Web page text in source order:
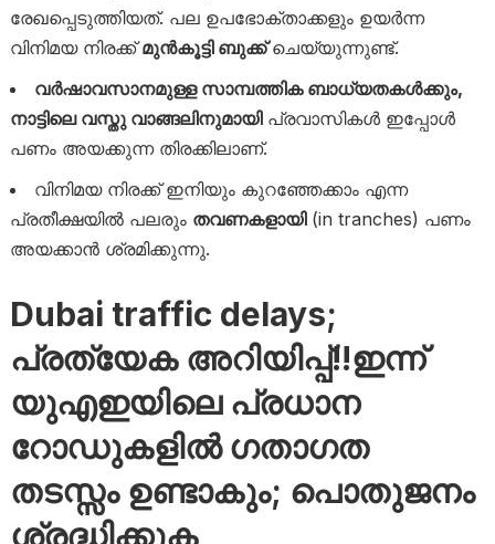
രേഖപ്പെടുത്തിയത്. പല ഉപഭോക്താക്കളും ഉയർന്ന
വിനിമയ നിരക്ക്മുൻകൂട്ടി ബുക്ക്ചെയ്യുന്നുണ്ട്.
വർഷാവസാനമുള്ള സാമ്പത്തിക ബാധ്യതകൾക്കും,
നാട്ടിലെ വസ്തു വാങ്ങലിനുമായിപ്രവാസികൾ ഇപ്പോൾ
പണം അയക്കുന്ന തിരക്കിലാണ്.
വിനിമയ നിരക്ക് ഇനിയും കുറഞ്ഞേക്കാം എന്ന
പ്രതീക്ഷയിൽ പലരും തവണകളായി(in tranches) പണം
അയക്കാൻ ശ്രമിക്കുന്നു.
Dubai traffic delays;
പ്രത്യേക അറിയിപ്പ്!!ഇന്ന്
യുഎഇയിലെ പ്രധാന
റോഡുകളിൽ ഗതാഗത
തടസ്സം ഉണ്ടാകും; പൊതുജനം
ശ്രദ്ധിക്കുക